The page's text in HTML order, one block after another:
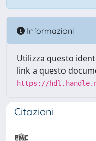
Informazioni
Utilizza questo
link a questo
https://
Citazioni